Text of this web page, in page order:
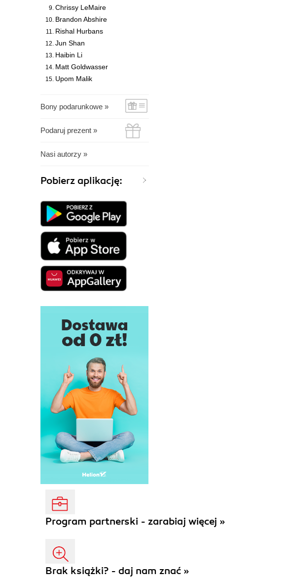
Chrissy LeMaire
Brandon Abshire
Rishal Hurbans
Jun Shan
Haibin Li
Matt Goldwasser
Upom Malik
Bony podarunkowe »
Podaruj prezent »
Nasi autorzy »
Pobierz aplikację:
Program partnerski - zarabiaj więcej »
Brak książki? - daj nam znać »